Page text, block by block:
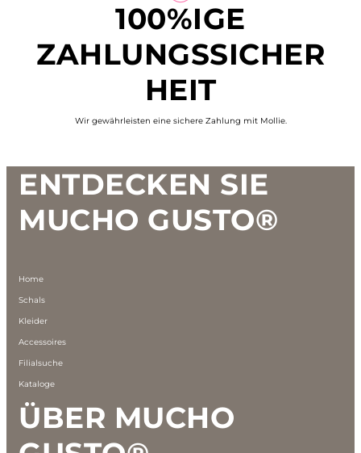
100%IGE
ZAHLUNGSSICHER
HEIT
Wir gewährleisten eine sichere Zahlung mit Mollie.
Footer
ENTDECKEN SIE
MUCHO GUSTO®
Home
Schals
Kleider
Accessoires
Filialsuche
Kataloge
ÜBER MUCHO